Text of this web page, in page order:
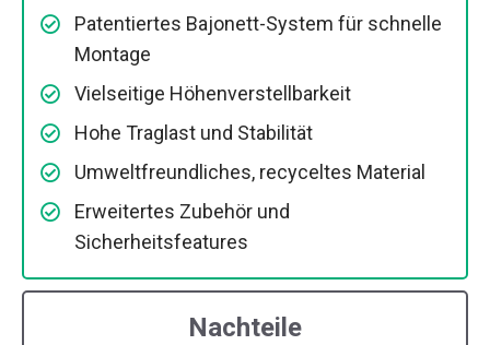
Patentiertes Bajonett-System für schnelle
Montage
Vielseitige Höhenverstellbarkeit
Hohe Traglast und Stabilität
Umweltfreundliches, recyceltes Material
Erweitertes Zubehör und
Sicherheitsfeatures
Nachteile